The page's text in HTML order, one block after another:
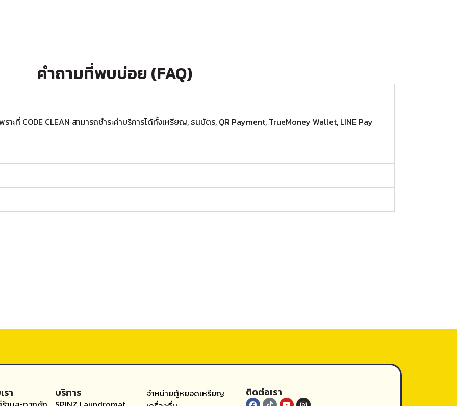
คำถามที่พบบ่อย (FAQ)
ะที่ CODE CLEAN สามารถชำระค่าบริการได้ทั้งเหรียญ, ธนบัตร, QR Payment, TrueMoney Wallet, LINE Pay
รา บริการ
จำหน่ายตู้หยอดเหรียญ
ติดต่อเรา